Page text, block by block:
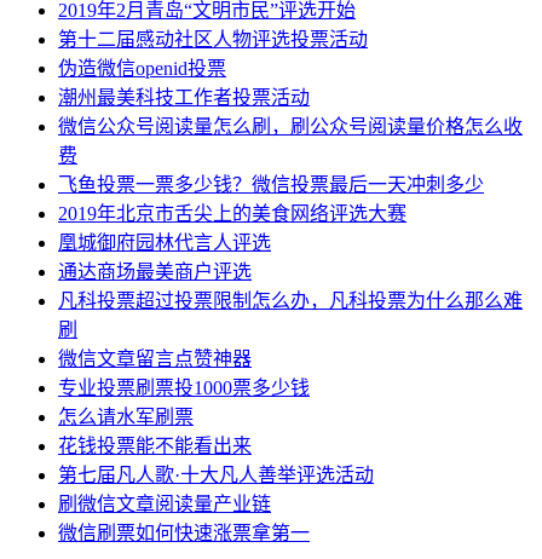
2019年2月青岛“文明市民”评选开始
第十二届感动社区人物评选投票活动
伪造微信openid投票
潮州最美科技工作者投票活动
微信公众号阅读量怎么刷，刷公众号阅读量价格怎么收
费
飞鱼投票一票多少钱？微信投票最后一天冲刺多少
2019年北京市舌尖上的美食网络评选大赛
凰城御府园林代言人评选
通达商场最美商户评选
凡科投票超过投票限制怎么办，凡科投票为什么那么难
刷
微信文章留言点赞神器
专业投票刷票投1000票多少钱
怎么请水军刷票
花钱投票能不能看出来
第七届凡人歌·十大凡人善举评选活动
刷微信文章阅读量产业链
微信刷票如何快速涨票拿第一